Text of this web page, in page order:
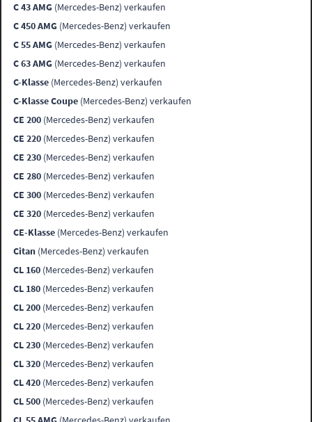
C 43 AMG (Mercedes-Benz) verkaufen
C 450 AMG (Mercedes-Benz) verkaufen
C 55 AMG (Mercedes-Benz) verkaufen
C 63 AMG (Mercedes-Benz) verkaufen
C-Klasse (Mercedes-Benz) verkaufen
C-Klasse Coupe (Mercedes-Benz) verkaufen
CE 200 (Mercedes-Benz) verkaufen
CE 220 (Mercedes-Benz) verkaufen
CE 230 (Mercedes-Benz) verkaufen
CE 280 (Mercedes-Benz) verkaufen
CE 300 (Mercedes-Benz) verkaufen
CE 320 (Mercedes-Benz) verkaufen
CE-Klasse (Mercedes-Benz) verkaufen
Citan (Mercedes-Benz) verkaufen
CL 160 (Mercedes-Benz) verkaufen
CL 180 (Mercedes-Benz) verkaufen
CL 200 (Mercedes-Benz) verkaufen
CL 220 (Mercedes-Benz) verkaufen
CL 230 (Mercedes-Benz) verkaufen
CL 320 (Mercedes-Benz) verkaufen
CL 420 (Mercedes-Benz) verkaufen
CL 500 (Mercedes-Benz) verkaufen